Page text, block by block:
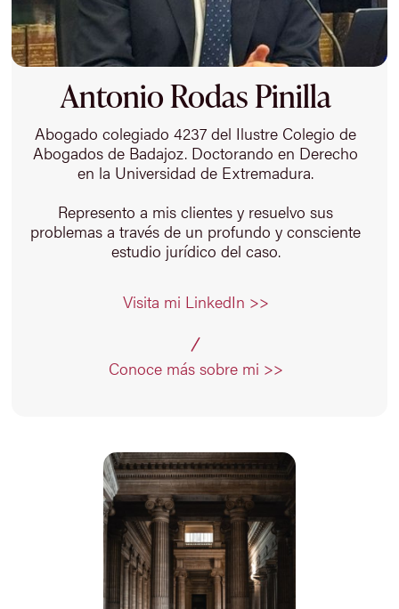
Antonio Rodas Pinilla
Abogado colegiado 4237 del Ilustre Colegio de
Abogados de Badajoz. Doctorando en Derecho
en la Universidad de Extremadura.
Represento a mis clientes y resuelvo sus
problemas a través de un profundo y consciente
estudio jurídico del caso.
Visita mi LinkedIn >>
Conoce más sobre mi >>